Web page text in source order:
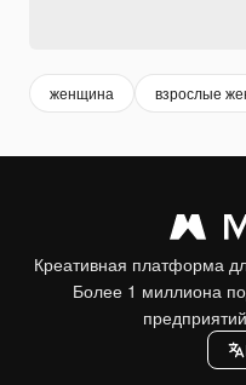
женщина взрослые
Креативная платформа
Более 1 миллиона